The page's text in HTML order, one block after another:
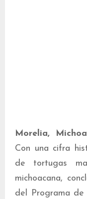
Morelia,
Con una cifra
de tortugas
michoacana,
del Programa de